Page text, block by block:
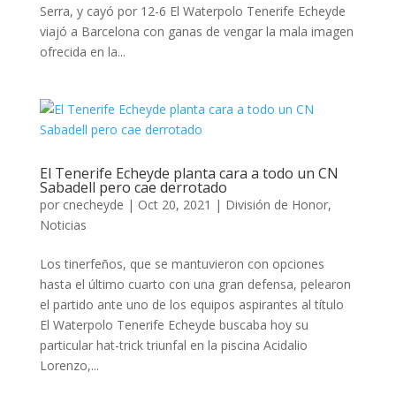
Serra, y cayó por 12-6 El Waterpolo Tenerife Echeyde
viajó a Barcelona con ganas de vengar la mala imagen
ofrecida en la...
El Tenerife Echeyde planta cara a todo un CN
Sabadell pero cae derrotado
por cnecheyde | Oct 20, 2021 | División de Honor,
Noticias
Los tinerfeños, que se mantuvieron con opciones
hasta el último cuarto con una gran defensa, pelearon
el partido ante uno de los equipos aspirantes al título
El Waterpolo Tenerife Echeyde buscaba hoy su
particular hat-trick triunfal en la piscina Acidalio
Lorenzo,...